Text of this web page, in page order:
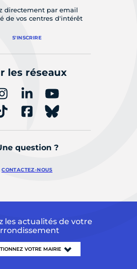
directement par email
de vos centres d'intérêt
S'INSCRIRE
les réseaux
question ?
CONTACTEZ-NOUS
les actualités de votre